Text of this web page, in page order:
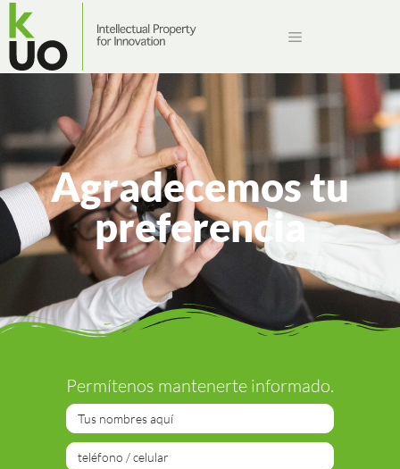
Agradecemos tu
preferencia
Permítenos mantenerte informado.